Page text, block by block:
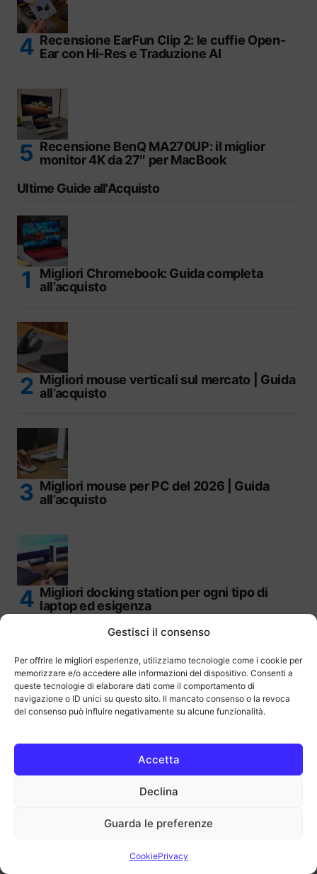
Gestisci il consenso
Per offrire le migliori esperienze, utilizziamo tecnologie come i cookie per
memorizzare e/o accedere alle informazioni del dispositivo. Consenti a
queste tecnologie di elaborare dati come il comportamento di
navigazione o ID unici su questo sito. Il mancato consenso o la revoca
del consenso può influire negativamente su alcune funzionalità.
Accetta
Declina
Guarda le preferenze
CookiePrivacy
Recensione EarFun Clip 2: le cuffie Open-
Ear con Hi-Res e Traduzione AI
Recensione BenQ MA270UP: il miglior
monitor 4K da 27″ per MacBook
Ultime Guide all'Acquisto
Migliori Chromebook: Guida completa
all’acquisto
Migliori mouse verticali sul mercato | Guida
all’acquisto
Migliori mouse per PC del 2026 | Guida
all’acquisto
Migliori docking station per ogni tipo di
laptop ed esigenza
Apple Watch per bambini: consigli per gli
acquisti